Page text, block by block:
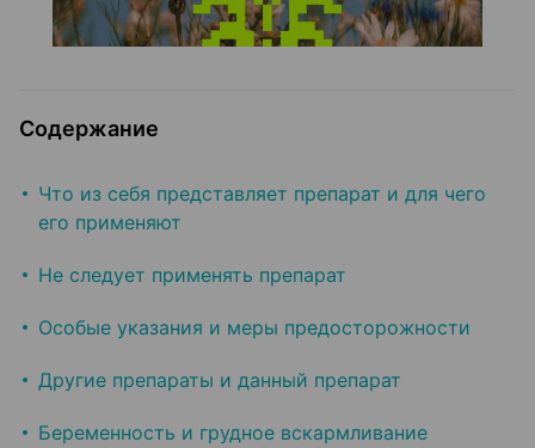
Содержание
Что из себя представляет препарат и для чего
его применяют
Не следует применять препарат
Особые указания и меры предосторожности
Другие препараты и данный препарат
Беременность и грудное вскармливание